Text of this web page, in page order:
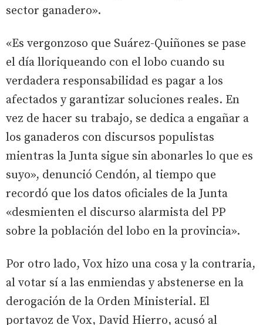
sector ganadero».
«Es vergonzoso que Suárez-Quiñones se pase
el día lloriqueando con el lobo cuando su
verdadera responsabilidad es pagar a los
afectados y garantizar soluciones reales. En
vez de hacer su trabajo, se dedica a engañar a
los ganaderos con discursos populistas
mientras la Junta sigue sin abonarles lo que es
suyo», denunció Cendón, al tiempo que
recordó que los datos oficiales de la Junta
«desmienten el discurso alarmista del PP
sobre la población del lobo en la provincia».
Por otro lado, Vox hizo una cosa y la contraria,
al votar sí a las enmiendas y abstenerse en la
derogación de la Orden Ministerial. El
portavoz de Vox, David Hierro, acusó al